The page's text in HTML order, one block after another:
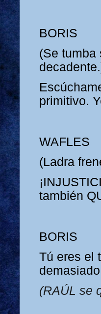
BORIS
(Se tumba
primitivo.
WAFLES
(Ladra
también
BORIS
Tú eres el
(RAÚL se